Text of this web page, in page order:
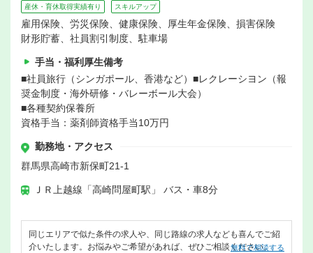
産休・育休取得実績有り スキルアップ
雇用保険、労災保険、健康保険、厚生年金保険、損害保険
財形貯蓄、社員割引制度、駐車場
手当・福利厚生備考
■社員旅行（シンガポール、香港など）■レクレーシヨン（報
奨金制度・海外研修・バレーボール大会）
■各種契約保養所
資格手当：薬剤師資格手当10万円
勤務地・アクセス
群馬県高崎市新保町21-1
ＪＲ上越線「高崎問屋町駅」 バス・車8分
同じエリアで似た条件の求人や、同じ路線の求人なども喜んでご紹
介いたします。お悩みやご希望があれば、ぜひご相談ください。
無料で相談する